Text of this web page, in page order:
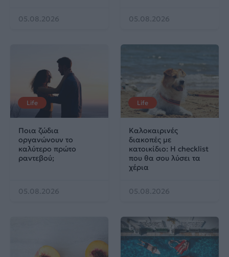
05.08.2026 05.08.2026
Life
Ποια ζώδια
οργανώνουν το
καλύτερο πρώτο
ραντεβού;
05.08.2026
Life
Καλοκαιρινές
διακοπές με
κατοικίδιο: Η checklist
που θα σου λύσει τα
χέρια
05.08.2026